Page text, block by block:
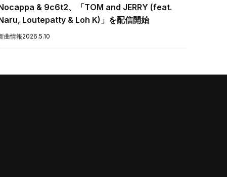
& 9c6t2、「TOM and JERRY (feat.
Loutepatty & Loh K)」を配信開始
曲情報2026.5.10